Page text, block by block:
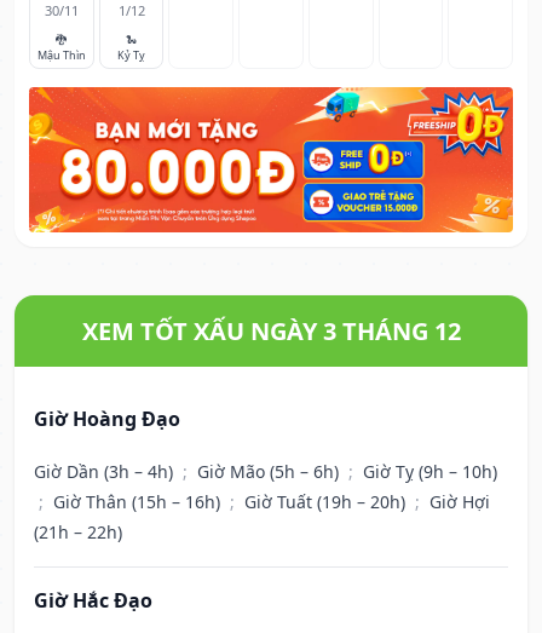
30/11
🐉
Mậu Thìn
1/12
🐍
Kỷ Tỵ
XEM TỐT XẤU NGÀY 3 THÁNG 12
Giờ Hoàng Đạo
Giờ Dần (3h – 4h) ; Giờ Mão (5h – 6h) ; Giờ Tỵ (9h – 10h)
; Giờ Thân (15h – 16h) ; Giờ Tuất (19h – 20h) ; Giờ Hợi
(21h – 22h)
Giờ Hắc Đạo